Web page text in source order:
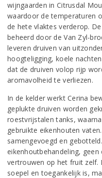
wijngaarden in Citrusdal
waardoor de temperaturen
de hete vlaktes verderop.
beheerd door de Van Zyl-
leveren druiven van
hoogteligging, koele
dat de druiven volop rijp
aromavolheid te verliezen.
In de kelder werkt Cerina
geplukte druiven worden
roestvrijstalen tanks,
gebruikte eikenhouten
samengevoegd en
eikenhoutbehandeling,
vertrouwen op het fruit zelf.
soepel en toegankelijk is,